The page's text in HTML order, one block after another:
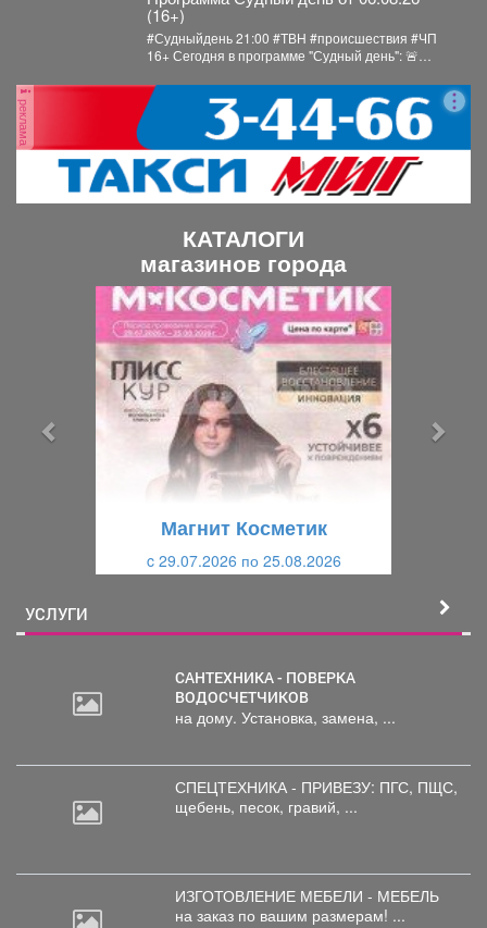
(16+)
#Судныйдень 21:00 #ТВН #происшествия #ЧП
16+ Сегодня в программе "Судный день": 🚨
реклама
КАТАЛОГИ
магазинов города
Магнит Косметик
c 29.07.2026 по 25.08.2026
УСЛУГИ
САНТЕХНИКА - ПОВЕРКА
ВОДОСЧЕТЧИКОВ
на дому. Установка, замена, ...
СПЕЦТЕХНИКА - ПРИВЕЗУ: ПГС, ПЩС,
щебень, песок, гравий, ...
ИЗГОТОВЛЕНИЕ МЕБЕЛИ - МЕБЕЛЬ
на заказ по вашим размерам! ...